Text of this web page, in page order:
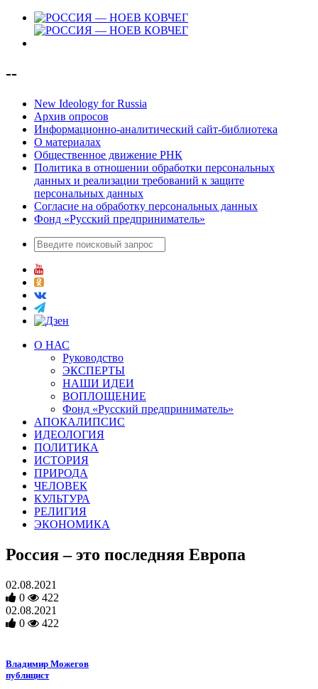
--
New Ideology for Russia
Архив опросов
Информационно-аналитический сайт-библиотека
О материалах
Общественное движение РНК
Политика в отношении обработки персональных
данных и реализации требований к защите
персональных данных
Согласие на обработку персональных данных
Фонд «Русский предприниматель»
О НАС
Руководство
ЭКСПЕРТЫ
НАШИ ИДЕИ
ВОПЛОЩЕНИЕ
Фонд «Русский предприниматель»
АПОКАЛИПСИС
ИДЕОЛОГИЯ
ПОЛИТИКА
ИСТОРИЯ
ПРИРОДА
ЧЕЛОВЕК
КУЛЬТУРА
РЕЛИГИЯ
ЭКОНОМИКА
Россия – это последняя Европа
02.08.2021
0
422
02.08.2021
0
422
Владимир Можегов
публицист